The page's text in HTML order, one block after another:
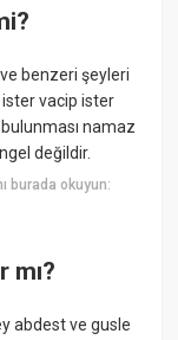
benzeri şeyleri
vacip ister
namaz
değildir.
burada okuyun:
mı?
abdest ve gusle